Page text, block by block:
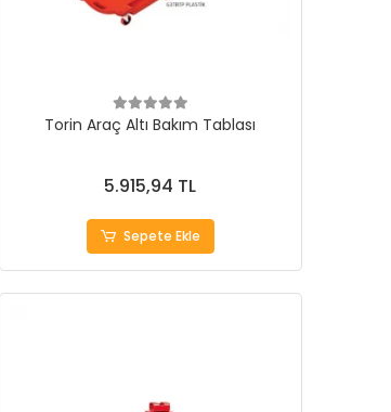
Torin Araç Altı Bakım Tablası
5.915,94 TL
Sepete Ekle